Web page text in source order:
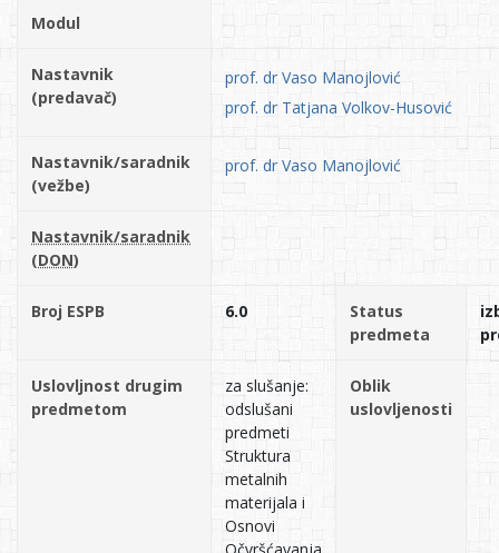
Modul
Nastavnik
(predavač)
prof. dr Vaso Manojlović
prof. dr Tatjana Volkov-Husović
Nastavnik/saradnik
(vežbe)
prof. dr Vaso Manojlović
Nastavnik/saradnik
(DON)
Broj ESPB 6.0
Status
predmeta
Uslovljnost drugim
predmetom
za slušanje:
odslušani
predmeti
Struktura
metalnih
materijala i
Osnovi
Oblik
uslovljenosti